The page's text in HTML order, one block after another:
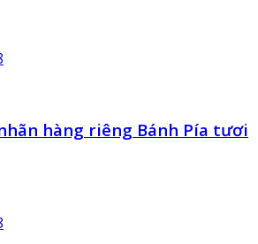
hàng riêng Bánh Pía tươi